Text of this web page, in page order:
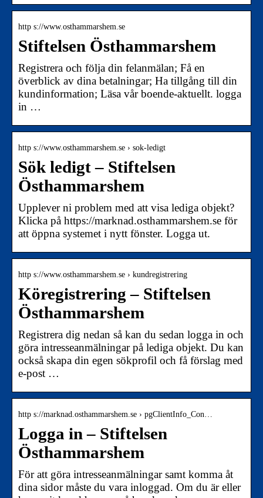
http s://www.osthammarshem.se
Stiftelsen Östhammarshem
Registrera och följa din felanmälan; Få en
överblick av dina betalningar; Ha tillgång till din
kundinformation; Läsa vår boende-aktuellt. logga
in …
http s://www.osthammarshem.se › sok-ledigt
Sök ledigt – Stiftelsen
Östhammarshem
Upplever ni problem med att visa lediga objekt?
Klicka på https://marknad.osthammarshem.se för
att öppna systemet i nytt fönster. Logga ut.
http s://www.osthammarshem.se › kundregistrering
Köregistrering – Stiftelsen
Östhammarshem
Registrera dig nedan så kan du sedan logga in och
göra intresseanmälningar på lediga objekt. Du kan
också skapa din egen sökprofil och få förslag med
e-post …
http s://marknad.osthammarshem.se › pgClientInfo_Con…
Logga in – Stiftelsen
Östhammarshem
För att göra intresseanmälningar samt komma åt
dina sidor måste du vara inloggad. Om du är eller